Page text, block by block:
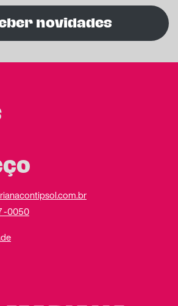
novidades
-0050